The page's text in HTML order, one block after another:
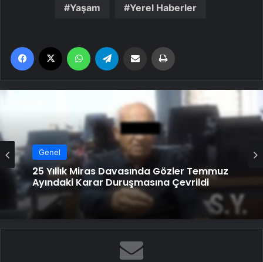
Yaşam Yerel Haberler
Facebook WhatsApp Email'den paylaş
Genel
25 Yıllık Miras Davasında Gözler Temmuz
Ayındaki Karar Duruşmasına Çevrildi
Genel
Serjoy : Dijital Medya Ajansı, Google